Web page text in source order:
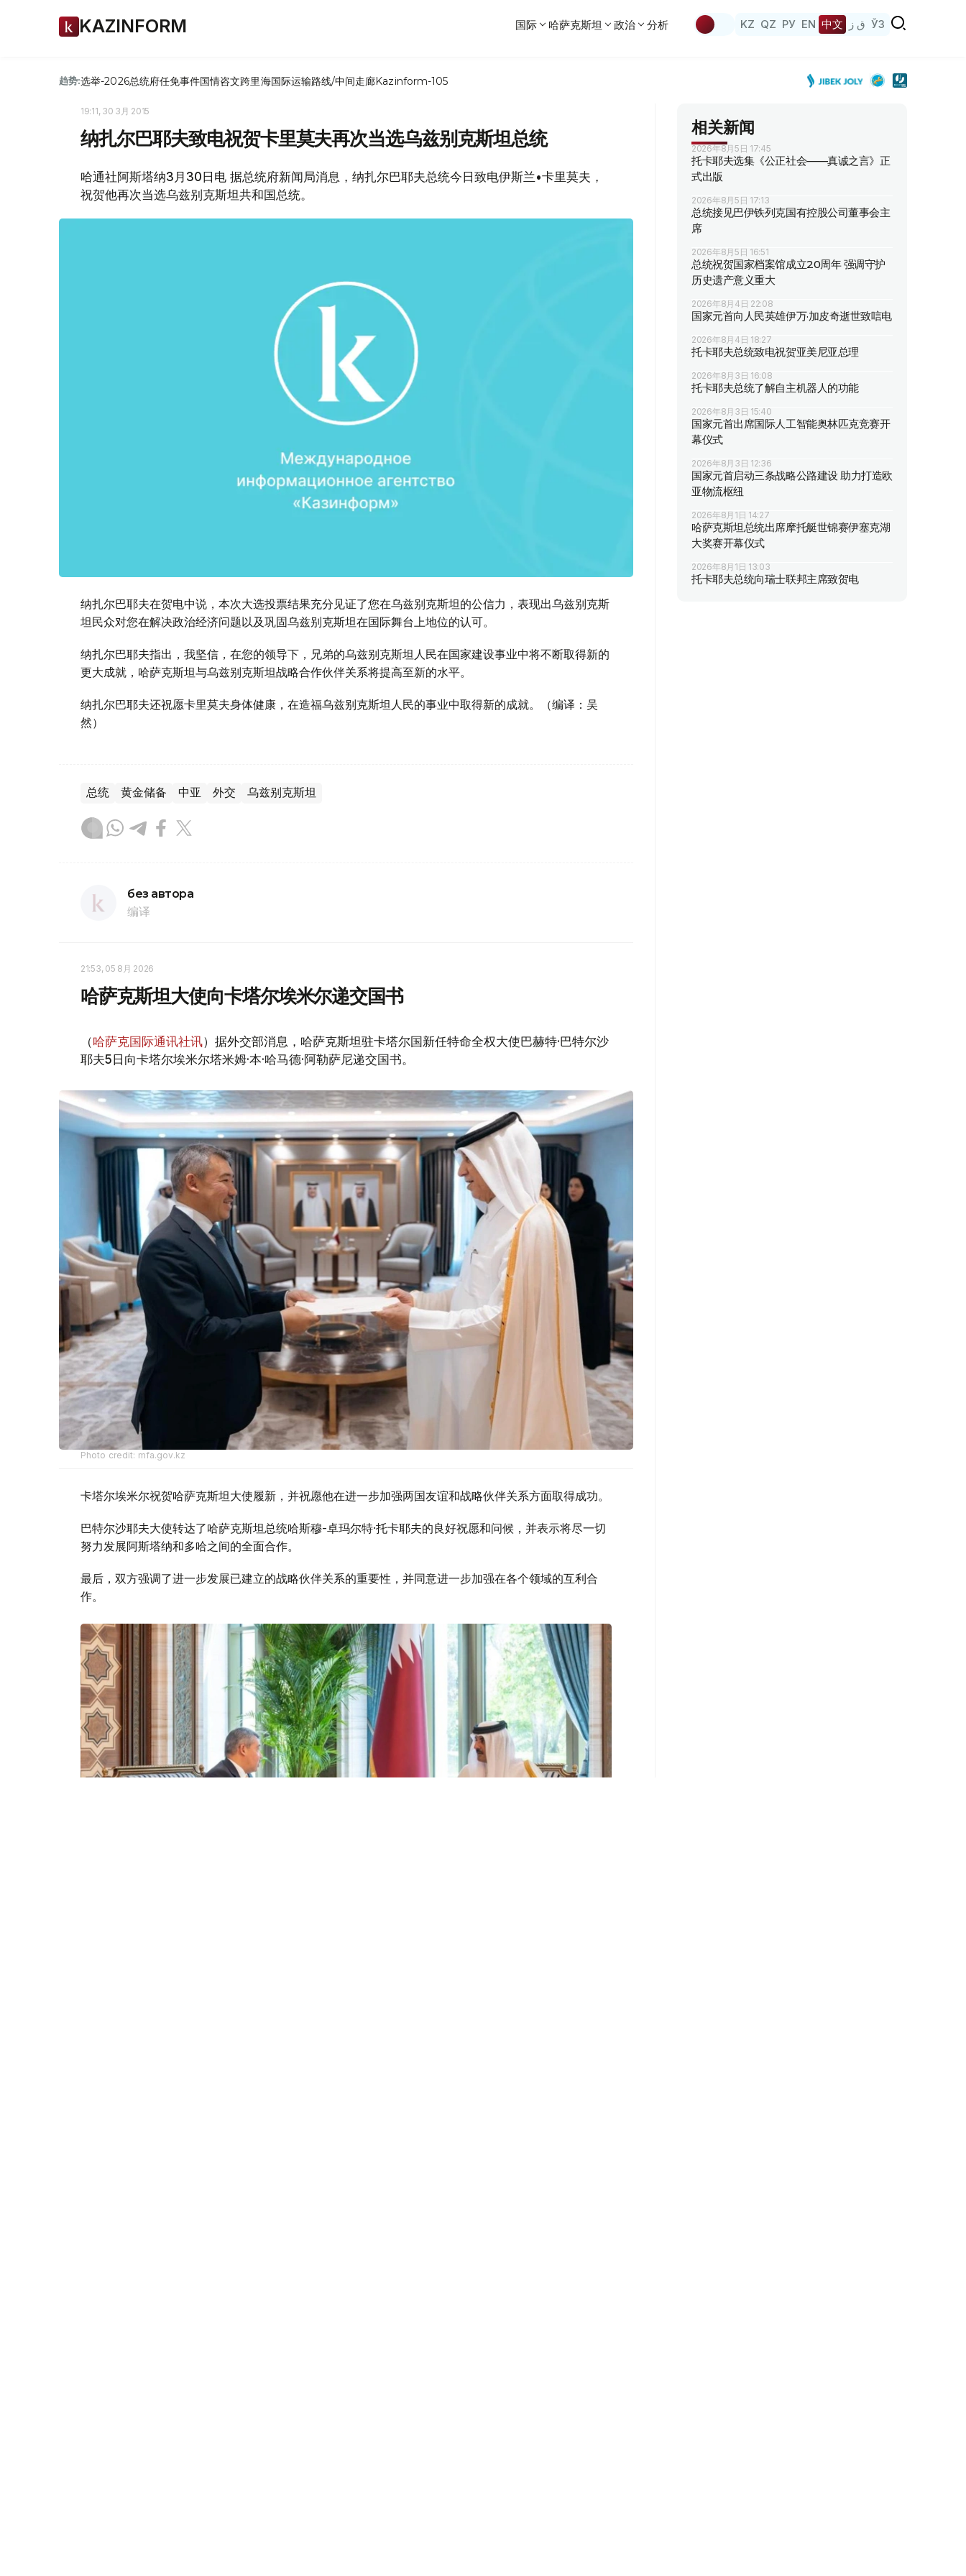
KAZINFORM 国际 哈萨克斯坦 政治 分析 KZ QZ РУ EN 中文 ق ز ЎЗ
趋势:选举-2026总统府任免事件国情咨文跨里海国际运输路线/中间走廊Kazinform-105
19:11, 30 3月 2015
纳扎尔巴耶夫致电祝贺卡里莫夫再次当选乌兹别克斯坦总统
哈通社阿斯塔纳3月30日电 据总统府新闻局消息，纳扎尔巴耶夫总统今日致电伊斯兰•卡里莫夫，
祝贺他再次当选乌兹别克斯坦共和国总统。
纳扎尔巴耶夫在贺电中说，本次大选投票结果充分见证了您在乌兹别克斯坦的公信力，表现出乌兹别克斯
坦民众对您在解决政治经济问题以及巩固乌兹别克斯坦在国际舞台上地位的认可。
纳扎尔巴耶夫指出，我坚信，在您的领导下，兄弟的乌兹别克斯坦人民在国家建设事业中将不断取得新的
更大成就，哈萨克斯坦与乌兹别克斯坦战略合作伙伴关系将提高至新的水平。
纳扎尔巴耶夫还祝愿卡里莫夫身体健康，在造福乌兹别克斯坦人民的事业中取得新的成就。（编译：吴
然）
总统 黄金储备 中亚 外交 乌兹别克斯坦
без автора
编译
21:53, 05 8月 2026
哈萨克斯坦大使向卡塔尔埃米尔递交国书
（哈萨克国际通讯社讯）据外交部消息，哈萨克斯坦驻卡塔尔国新任特命全权大使巴赫特·巴特尔沙
耶夫5日向卡塔尔埃米尔塔米姆·本·哈马德·阿勒萨尼递交国书。
Photo credit: mfa.gov.kz
卡塔尔埃米尔祝贺哈萨克斯坦大使履新，并祝愿他在进一步加强两国友谊和战略伙伴关系方面取得成功。
巴特尔沙耶夫大使转达了哈萨克斯坦总统哈斯穆-卓玛尔特·托卡耶夫的良好祝愿和问候，并表示将尽一切
努力发展阿斯塔纳和多哈之间的全面合作。
最后，双方强调了进一步发展已建立的战略伙伴关系的重要性，并同意进一步加强在各个领域的互利合
作。
相关新闻
2026年8月5日 17:45
托卡耶夫选集《公正社会——真诚之言》正
式出版
2026年8月5日 17:13
总统接见巴伊铁列克国有控股公司董事会主
席
2026年8月5日 16:51
总统祝贺国家档案馆成立20周年 强调守护
历史遗产意义重大
2026年8月4日 22:08
国家元首向人民英雄伊万·加皮奇逝世致唁电
2026年8月4日 18:27
托卡耶夫总统致电祝贺亚美尼亚总理
2026年8月3日 16:08
托卡耶夫总统了解自主机器人的功能
2026年8月3日 15:40
国家元首出席国际人工智能奥林匹克竞赛开
幕仪式
2026年8月3日 12:36
国家元首启动三条战略公路建设 助力打造欧
亚物流枢纽
2026年8月1日 14:27
哈萨克斯坦总统出席摩托艇世锦赛伊塞克湖
大奖赛开幕仪式
2026年8月1日 13:03
托卡耶夫总统向瑞士联邦主席致贺电